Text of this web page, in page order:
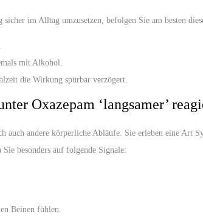
im Alltag umzusetzen, befolgen Sie am besten
mit Alkohol.
die Wirkung spürbar verzögert.
Oxazepam ‘langsamer’
andere körperliche Abläufe. Sie erleben eine Art
besonders auf folgende Signale:
Beinen fühlen.